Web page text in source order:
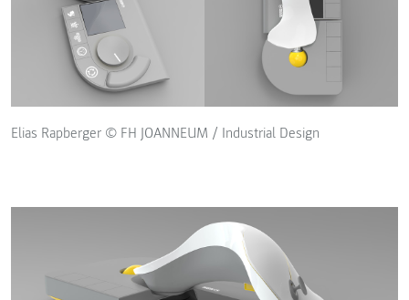
Elias Rapberger © FH JOANNEUM / Industrial Design